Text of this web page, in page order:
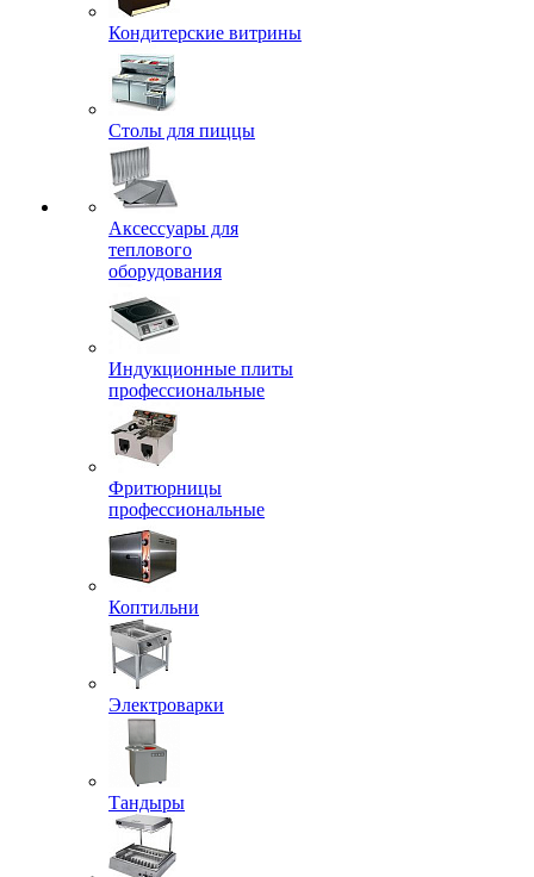
Кондитерские витрины
Столы для пиццы
Аксессуары для
теплового
оборудования
Индукционные плиты
профессиональные
Фритюрницы
профессиональные
Коптильни
Электроварки
Тандыры